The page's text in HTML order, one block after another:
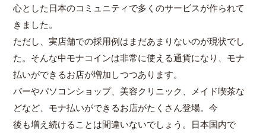
心とした日本のコミュニティで多くのサービスが作られて
きました。
ただし、実店舗での採用例はまだあまりないのが現状でし
た。そんな中モナコインは非常に使える通貨になり、モナ
払いができるお店が増加しつつあります。
バーやパソコンショップ、美容クリニック、メイド喫茶な
どなど、モナ払いができるお店がたくさん登場。今
後も増え続けることは間違いないでしょう。日本国内で